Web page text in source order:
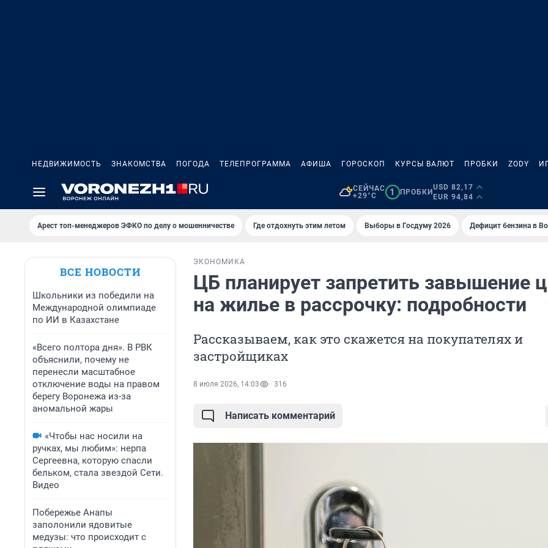
НЕДВИЖИМОСТЬ ЗНАКОМСТВА ПОГОДА ТЕЛЕПРОГРАММА АФИША ГОРОСКОП КУРСЫ ВАЛЮТ ПРОБКИ ZODY
СЕЙЧАС
+29°C
1 ПРОБКИ
USD 82,17
EUR 94,84
Арест топ-менеджеров ЭФКО по делу о мошенничестве Где отдохнуть этим летом Выборы в Госдуму 2026 Дефицит бензина в
ВСЕ НОВОСТИ
Школьники из победили на
Международной олимпиаде
по ИИ в Казахстане
«Всего полтора дня». В РВК
объяснили, почему не
перенесли масштабное
отключение воды на правом
берегу Воронежа из-за
аномальной жары
«Чтобы нас носили на
ручках, мы любим»: нерпа
Сергеевна, которую спасли
бельком, стала звездой Сети.
Видео
Побережье Анапы
заполонили ядовитые
медузы: что происходит с
ЭКОНОМИКА
ЦБ планирует запретить завышение
на жилье в рассрочку: подробности
Рассказываем, как это скажется на покупателях и
застройщиках
8 июля 2026, 14:03 316
Написать комментарий